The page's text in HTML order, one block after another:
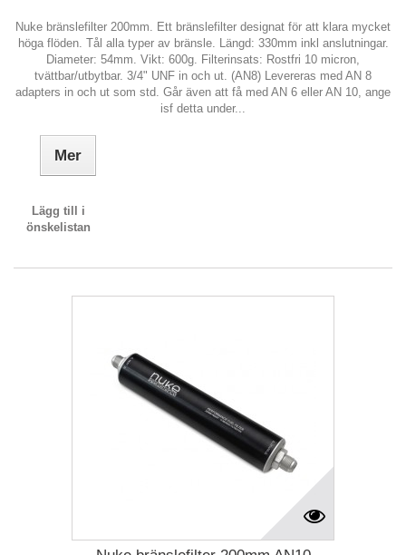
Nuke bränslefilter 200mm. Ett bränslefilter designat för att klara mycket
höga flöden. Tål alla typer av bränsle. Längd: 330mm inkl anslutningar.
Diameter: 54mm. Vikt: 600g. Filterinsats: Rostfri 10 micron,
tvättbar/utbytbar. 3/4" UNF in och ut. (AN8) Levereras med AN 8
adapters in och ut som std. Går även att få med AN 6 eller AN 10, ange
isf detta under...
Mer
Lägg till i
önskelistan